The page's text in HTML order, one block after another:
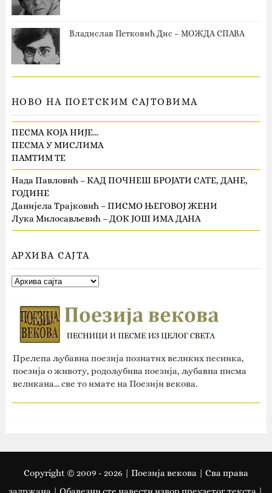
Владислав Петковић Дис – МОЖДА СПАВА
НОВО НА ПОЕТСКИМ САЈТОВИМА
ПЕСМА КОЈА НИЈЕ…
ПЕСМА У МИСЛИМА
ПАМТИМ ТЕ
Нада Павловић – КАД ПОЧНЕШ БРОЈАТИ САТЕ, ДАНЕ,
ГОДИНЕ
Данијела Трајковић – ПИСМО ЊЕГОВОЈ ЖЕНИ
Лука Милосављевић – ДОК ЈОШ ИМА ДАНА
АРХИВА САЈТА
Прелепа љубавна поезија познатих великих песника,
поезија о животу, родољубива поезија, љубавна писма
великана... све то имате на Поезији векова.
Copyright © 2009 - 2026 | Поезија векова | Сва права